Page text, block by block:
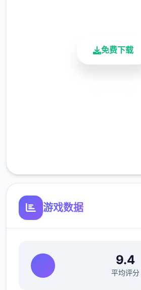
免费下载
游戏数据
9.4
平均评分